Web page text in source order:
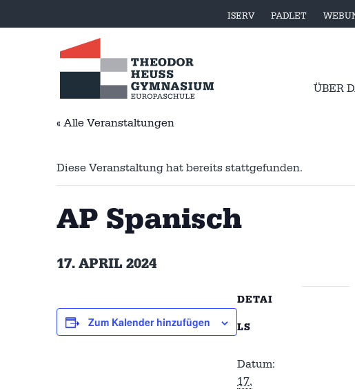
ISERV PADLET
ÜBER
« Alle Veranstaltungen
Diese Veranstaltung hat bereits stattgefunden.
AP Spanisch
17. APRIL 2024
Zum Kalender hinzufügen
DETAI
LS
Datum:
17.